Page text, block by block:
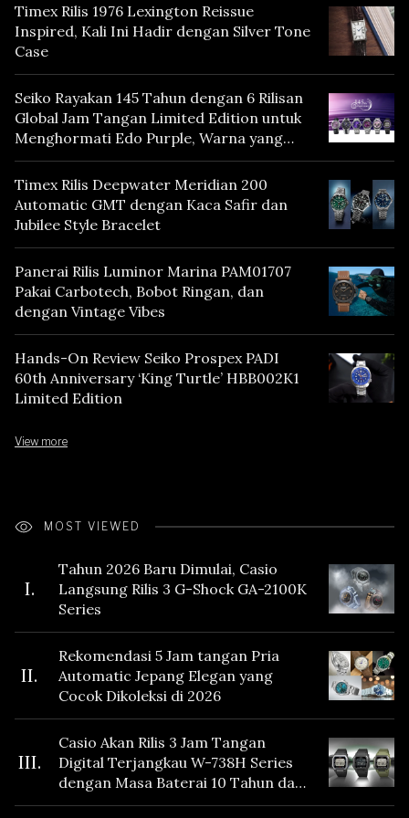
Timex Rilis 1976 Lexington Reissue
Inspired, Kali Ini Hadir dengan Silver Tone
Case
Seiko Rayakan 145 Tahun dengan 6 Rilisan
Global Jam Tangan Limited Edition untuk
Menghormati Edo Purple, Warna yang
Mencerminkan Warisan Tokyo
Timex Rilis Deepwater Meridian 200
Automatic GMT dengan Kaca Safir dan
Jubilee Style Bracelet
Panerai Rilis Luminor Marina PAM01707
Pakai Carbotech, Bobot Ringan, dan
dengan Vintage Vibes
Hands-On Review Seiko Prospex PADI
60th Anniversary ‘King Turtle’ HBB002K1
Limited Edition
View more
MOST VIEWED
I.
Tahun 2026 Baru Dimulai, Casio
Langsung Rilis 3 G-Shock GA-2100K
Series
II.
Rekomendasi 5 Jam tangan Pria
Automatic Jepang Elegan yang
Cocok Dikoleksi di 2026
III.
Casio Akan Rilis 3 Jam Tangan
Digital Terjangkau W-738H Series
dengan Masa Baterai 10 Tahun dan
Fitur Vibration